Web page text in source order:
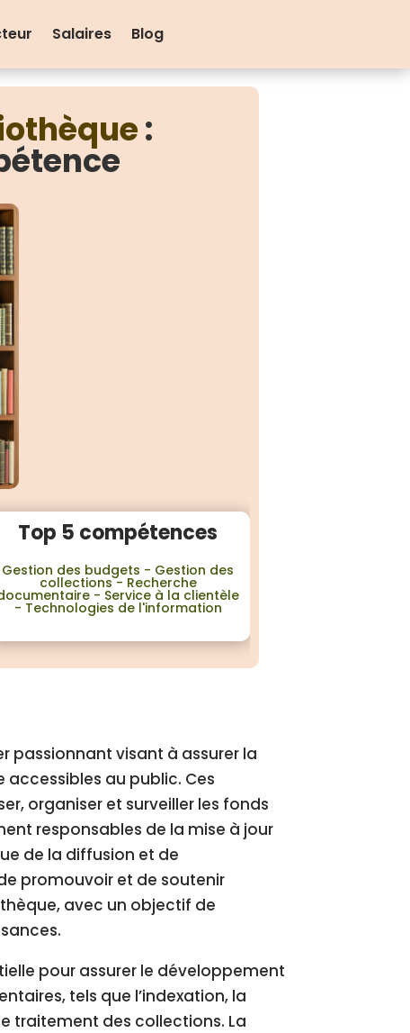
Salaires Blog
:
Top 5 compétences
Gestion des budgets - Gestion des
collections - Recherche
- Service à la clientèle
- Technologies de l'information
passionnant visant à assurer la
au public. Ces
organiser et surveiller les fonds
responsables de la mise à jour
de la diffusion et de
promouvoir et de soutenir
avec un objectif de
pour assurer le développement
tels que l’indexation, la
traitement des collections. La